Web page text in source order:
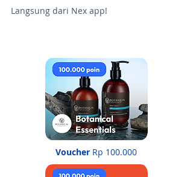
Langsung dari Nex app!
Voucher Rp 100.000